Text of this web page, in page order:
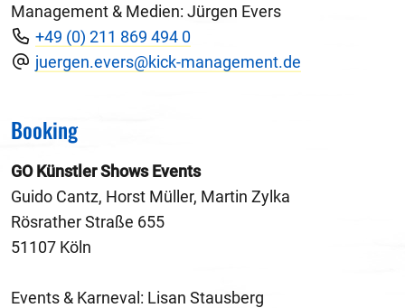
Management & Medien: Jürgen Evers
+49 (0) 211 869 494 0
juergen.evers@kick-management.de
Booking
GO Künstler Shows Events
Guido Cantz, Horst Müller, Martin Zylka
Rösrather Straße 655
51107 Köln
Events & Karneval: Lisan Stausberg